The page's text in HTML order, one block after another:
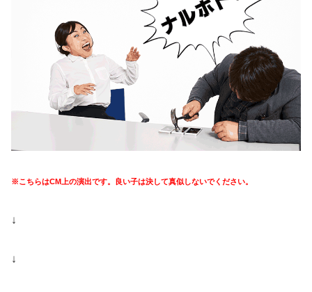
※こちらはCM上の演出です。良い子は決して真似しないでください。
↓
↓